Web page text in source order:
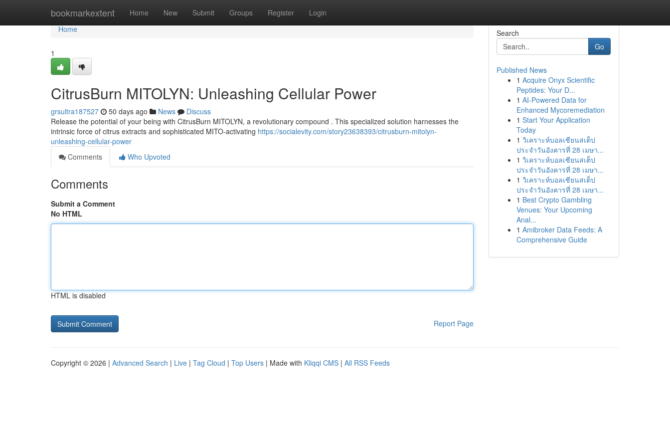
bookmarkextent Home New Submit Groups Register Login
Home
Home
1
CitrusBurn MITOLYN: Unleashing Cellular Power
grsultra187527 50 days ago News
Discuss
Release the potential of your being with CitrusBurn MITOLYN, a revolutionary compound . This specialized solution harnesses the
intrinsic force of citrus extracts and sophisticated MITO-activating https://socialevity.com/story23638393/citrusburn-mitolyn-
unleashing-cellular-power
Comments
Who Upvoted
Comments
Submit a Comment
No HTML
HTML is disabled
Report Page
Search
Go
Published News
1 Acquire Onyx Scientific
Peptides: Your D...
1 AI-Powered Data for
Enhanced Mycoremediation
1 Start Your Application
Today
1 วิเคราะห์บอลเซียนสเต็ป
ประจำวันอังคารที่ 28 เมษา...
1 วิเคราะห์บอลเซียนสเต็ป
ประจำวันอังคารที่ 28 เมษา...
1 วิเคราะห์บอลเซียนสเต็ป
ประจำวันอังคารที่ 28 เมษา...
1 Best Crypto Gambling
Venues: Your Upcoming
Anal...
1 Amibroker Data Feeds: A
Comprehensive Guide
Copyright © 2026 | Advanced Search | Live | Tag Cloud | Top Users | Made with Kliqqi CMS | All RSS Feeds